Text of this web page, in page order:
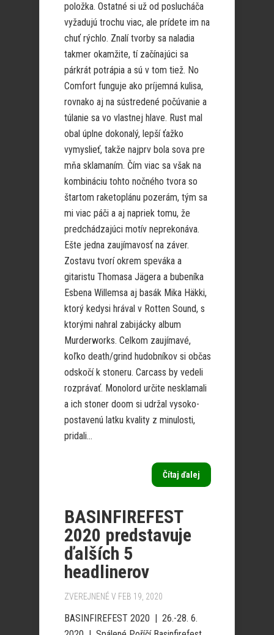
položka. Ostatné si už od poslucháča
vyžadujú trochu viac, ale prídete im na
chuť rýchlo. Znalí tvorby sa naladia
takmer okamžite, tí začínajúci sa
párkrát potrápia a sú v tom tiež. No
Comfort funguje ako príjemná kulisa,
rovnako aj na sústredené počúvanie a
túlanie sa vo vlastnej hlave. Rust mal
obal úplne dokonalý, lepší ťažko
vymyslieť, takže najprv bola sova pre
mňa sklamaním. Čím viac sa však na
kombináciu tohto nočného tvora so
štartom raketoplánu pozerám, tým sa
mi viac páči a aj napriek tomu, že
predchádzajúci motív neprekonáva.
Ešte jedna zaujímavosť na záver.
Zostavu tvorí okrem speváka a
gitaristu Thomasa Jägera a bubeníka
Esbena Willemsa aj basák Mika Häkki,
ktorý kedysi hrával v Rotten Sound, s
ktorými nahral zabijácky album
Murderworks. Celkom zaujímavé,
koľko death/grind hudobníkov si občas
odskočí k stoneru. Carcass by vedeli
rozprávať. Monolord určite nesklamali
a ich stoner doom si udržal vysoko-
postavenú latku kvality z minulosti,
pridali...
Čítaj ďalej
BASINFIREFEST
2020 predstavuje
ďalších 5
headlinerov
ZVEREJNENÉ V FEB 19, 2020
BASINFIREFEST 2020 | 26.-28. 6.